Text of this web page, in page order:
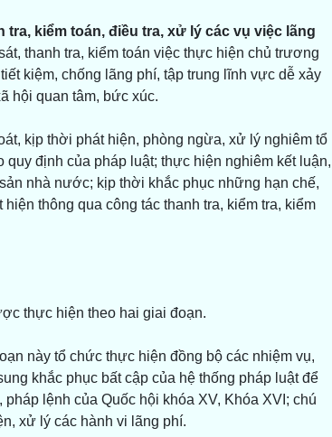
kiểm toán, điều tra, xử lý các vụ việc lãng
thanh tra, kiểm toán việc thực hiện chủ trương
kiệm, chống lãng phí, tập trung lĩnh vực dễ xảy
hội quan tâm, bức xúc.
kịp thời phát hiện, phòng ngừa, xử lý nghiêm tổ
định của pháp luật; thực hiện nghiêm kết luận,
nhà nước; kịp thời khắc phục những hạn chế,
thông qua công tác thanh tra, kiểm tra, kiểm
thực hiện theo hai giai đoạn.
này tổ chức thực hiện đồng bộ các nhiệm vụ,
khắc phục bất cập của hệ thống pháp luật để
lệnh của Quốc hội khóa XV, Khóa XVI; chú
xử lý các hành vi lãng phí.